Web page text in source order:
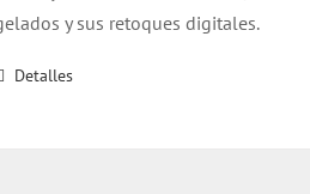
y sus retoques digitales.
Detalles